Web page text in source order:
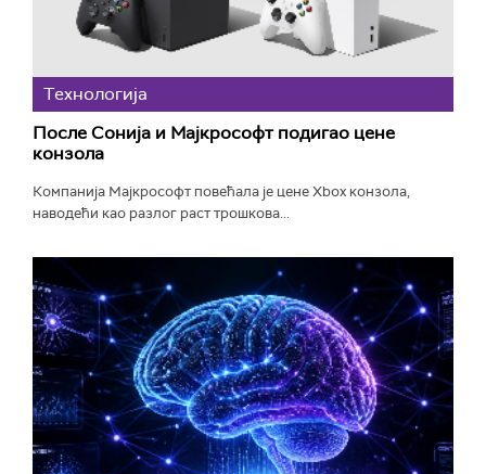
Технологијa
После Сонија и Мајкрософт подигао цене
конзола
Компанија Мајкрософт повећала је цене Xbox конзола,
наводећи као разлог раст трошкова...